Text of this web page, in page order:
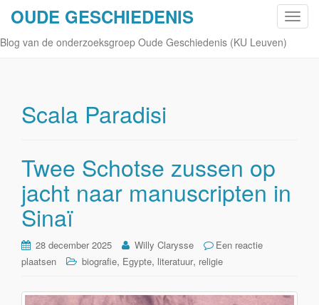
S
OUDE GESCHIEDENIS
Blog van de onderzoeksgroep Oude Geschiedenis (KU Leuven)
Scala Paradisi
Twee Schotse zussen op
jacht naar manuscripten in
Sinaï
28 december 2025 Willy Clarysse
Een reactie
plaatsen
biografie, Egypte, literatuur, religie